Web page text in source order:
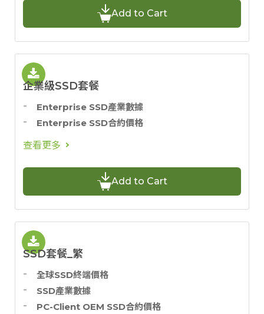
Add to Cart
企業級SSD套餐
Enterprise SSD產業數據
Enterprise SSD合約價格
查看更多
Add to Cart
SSD套餐_繁
全球SSD終端價格
SSD產業數據
PC-Client OEM SSD合約價格